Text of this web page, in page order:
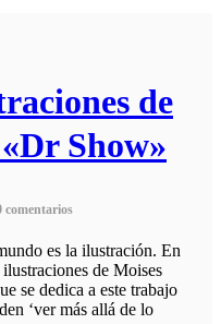
de
Show»
comentarios
es la ilustración. En
de Moises
se dedica a este trabajo
‘ver más allá de lo